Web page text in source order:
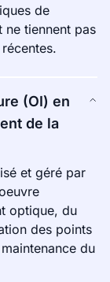
de
ne tiennent pas
(OI) en
de la
et géré par
optique, du
des points
du